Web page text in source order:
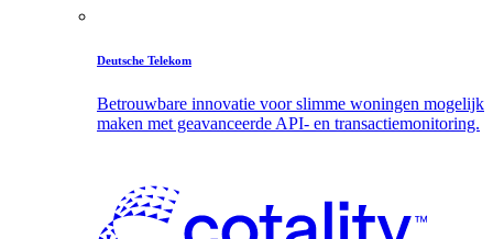
Deutsche Telekom
Betrouwbare innovatie voor slimme woningen mogelijk
maken met geavanceerde API- en transactiemonitoring.